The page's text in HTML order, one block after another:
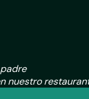
nuestro